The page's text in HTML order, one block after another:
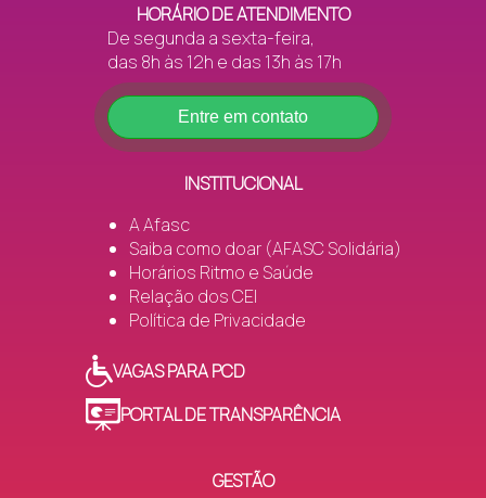
HORÁRIO DE ATENDIMENTO
De segunda a sexta-feira,
das 8h às 12h e das 13h às 17h
Entre em contato
INSTITUCIONAL
A Afasc
Saiba como doar (AFASC Solidária)
Horários Ritmo e Saúde
Relação dos CEI
Política de Privacidade
VAGAS PARA PCD
PORTAL DE TRANSPARÊNCIA
GESTÃO